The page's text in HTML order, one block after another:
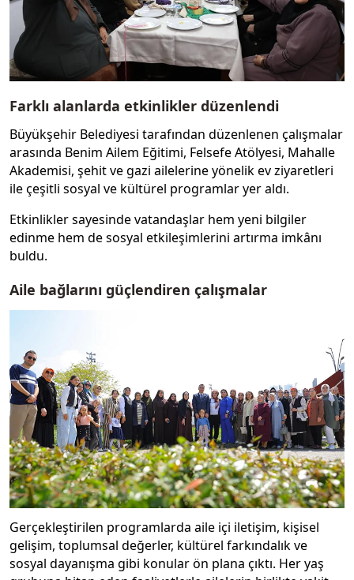
Farklı alanlarda etkinlikler düzenlendi
Büyükşehir Belediyesi tarafından düzenlenen çalışmalar
arasında Benim Ailem Eğitimi, Felsefe Atölyesi, Mahalle
Akademisi, şehit ve gazi ailelerine yönelik ev ziyaretleri
ile çeşitli sosyal ve kültürel programlar yer aldı.
Etkinlikler sayesinde vatandaşlar hem yeni bilgiler
edinme hem de sosyal etkileşimlerini artırma imkânı
buldu.
Aile bağlarını güçlendiren çalışmalar
Gerçekleştirilen programlarda aile içi iletişim, kişisel
gelişim, toplumsal değerler, kültürel farkındalık ve
sosyal dayanışma gibi konular ön plana çıktı. Her yaş